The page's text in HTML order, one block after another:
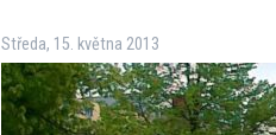
Středa, 15. května 2013